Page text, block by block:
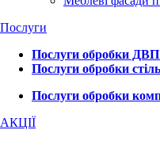
Послуги
Послуги обробки
Послуги обробки
Послуги обробки
АКЦІЇ